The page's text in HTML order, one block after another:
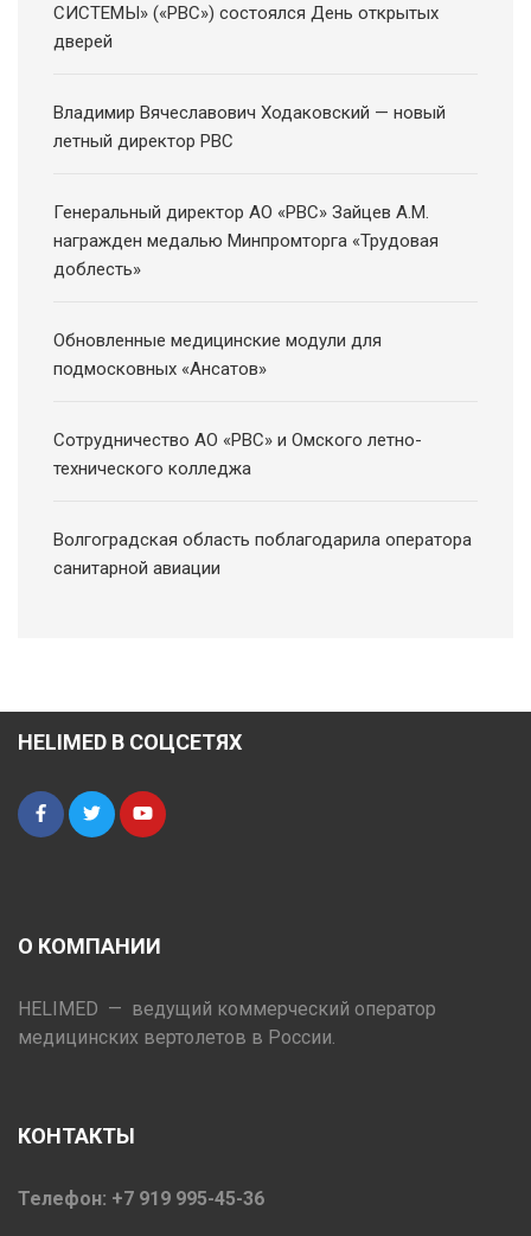
СИСТЕМЫ» («РВС») состоялся День открытых
дверей
Владимир Вячеславович Ходаковский — новый
летный директор РВС
Генеральный директор АО «РВС» Зайцев А.М.
награжден медалью Минпромторга «Трудовая
доблесть»
Обновленные медицинские модули для
подмосковных «Ансатов»
Сотрудничество АО «РВС» и Омского летно-
технического колледжа
Волгоградская область поблагодарила оператора
санитарной авиации
HELIMED В СОЦСЕТЯХ
О КОМПАНИИ
HELIMED — ведущий коммерческий оператор
медицинских вертолетов в России.
КОНТАКТЫ
Телефон: +7 919 995-45-36